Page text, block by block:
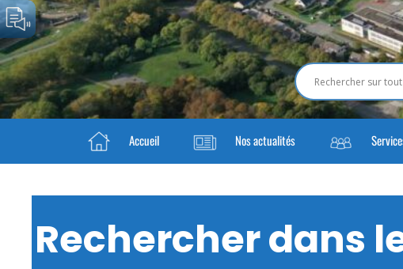
Accueil Nos actualités
Rechercher dans